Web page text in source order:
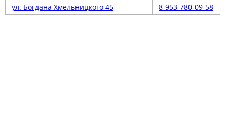
ул. Богдана Хмельницкого 45 8-953-780-09-58